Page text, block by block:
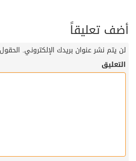
أضف تعليقاً
لن يتم نشر عنوان بريدك الإلكتروني.
التعليق